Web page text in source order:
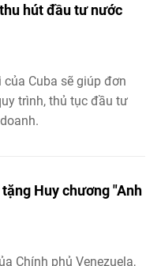
hút đầu tư nước
Cuba sẽ giúp đơn
trình, thủ tục đầu tư
Huy chương "Anh
Chính phủ Venezuela,